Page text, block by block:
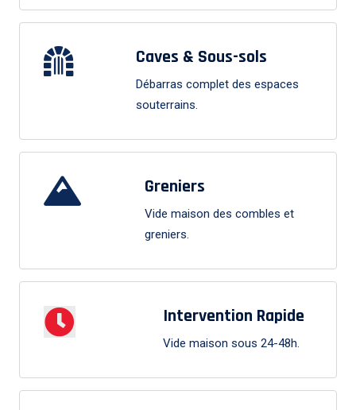
Caves & Sous-sols
Débarras complet des espaces
souterrains.
Greniers
Vide maison des combles et
greniers.
Intervention Rapide
Vide maison sous 24-48h.